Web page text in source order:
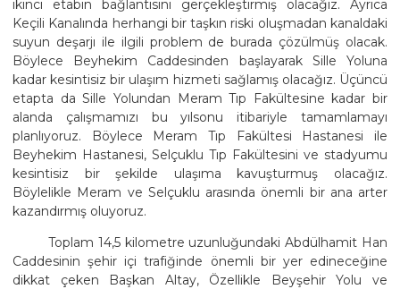
ikinci etabın bağlantısını gerçekleştirmiş olacağız. Ayrıca
Keçili Kanalında herhangi bir taşkın riski oluşmadan kanaldaki
suyun deşarjı ile ilgili problem de burada çözülmüş olacak.
Böylece Beyhekim Caddesinden başlayarak Sille Yoluna
kadar kesintisiz bir ulaşım hizmeti sağlamış olacağız. Üçüncü
etapta da Sille Yolundan Meram Tıp Fakültesine kadar bir
alanda çalışmamızı bu yılsonu itibariyle tamamlamayı
planlıyoruz. Böylece Meram Tıp Fakültesi Hastanesi ile
Beyhekim Hastanesi, Selçuklu Tıp Fakültesini ve stadyumu
kesintisiz bir şekilde ulaşıma kavuşturmuş olacağız.
Böylelikle Meram ve Selçuklu arasında önemli bir ana arter
kazandırmış oluyoruz.
Toplam 14,5 kilometre uzunluğundaki Abdülhamit Han
Caddesinin şehir içi trafiğinde önemli bir yer edineceğine
dikkat çeken Başkan Altay, Özellikle Beyşehir Yolu ve